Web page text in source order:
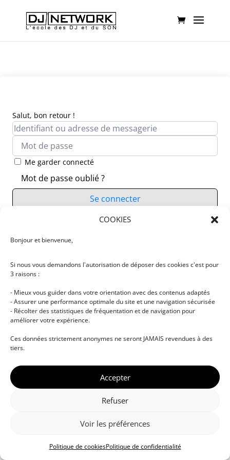
COOKIES
Bonjour et bienvenue,
Si nous vous demandons l'autorisation de déposer des cookies c'est pour
3 raisons :
- Mieux vous guider dans votre orientation avec des contenus adaptés
- Assurer une performance optimale du site et une navigation sécurisée
- Récolter des statistiques de fréquentation et de navigation pour
améliorer votre expérience.
Ces données strictement anonymes ne seront JAMAIS revendues à des
tiers.
Accepter
Refuser
Voir les préférences
Politique de cookiesPolitique de confidentialité
Salut, bon retour !
Me garder connecté
Mot de passe oublié ?
Se connecter
Vous n’avez pas de compte ?
musicale • Certifications professionnelles • Paris •